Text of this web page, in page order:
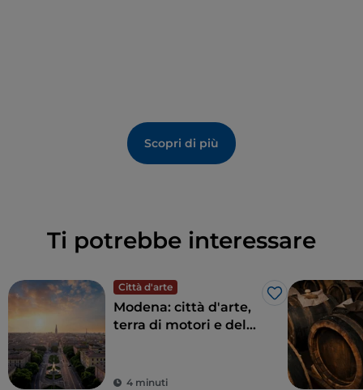
Scopri di più
Ti potrebbe interessare
Città d'arte
Like
Modena: città d'arte,
terra di motori e del
4 minuti